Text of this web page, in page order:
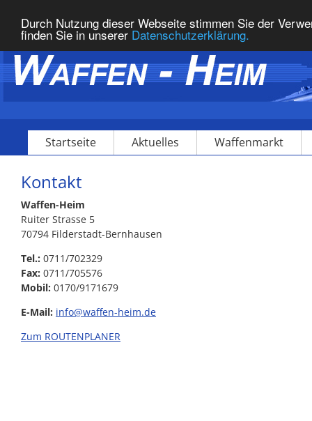
Durch Nutzung dieser Webseite stimmen Sie der
finden Sie in unserer Datenschutzerklärung.
Startseite Aktuelles Waffenmarkt
Kontakt
Waffen-Heim
Ruiter Strasse 5
70794 Filderstadt-Bernhausen
Tel.: 0711/702329
Fax: 0711/705576
Mobil: 0170/9171679
E-Mail: info@waffen-heim.de
Zum ROUTENPLANER